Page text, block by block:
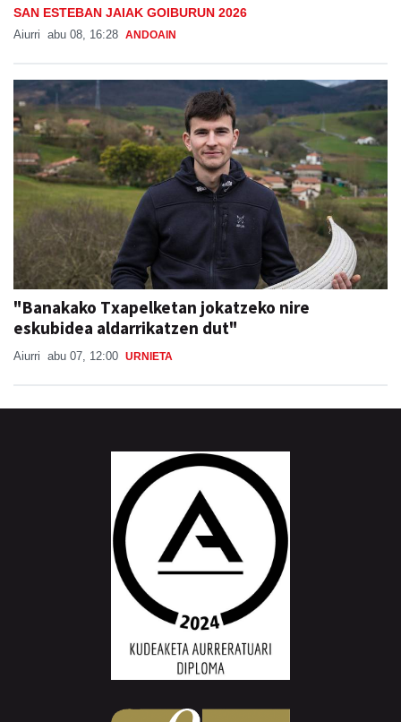
SAN ESTEBAN JAIAK GOIBURUN 2026
Aiurri abu 08, 16:28 ANDOAIN
"Banakako Txapelketan jokatzeko nire
eskubidea aldarrikatzen dut"
Aiurri abu 07, 12:00 URNIETA